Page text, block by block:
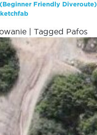
Friendly Diveroute)
| Tagged Pafos